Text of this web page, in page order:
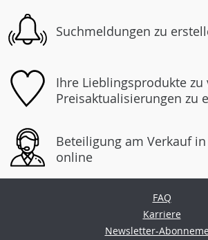
Suchmeldungen zu
Ihre Lieblingsprodukte zu
Preisaktualisierungen zu
Beteiligung am Verkauf
online
FAQ
Karriere
Newsletter-